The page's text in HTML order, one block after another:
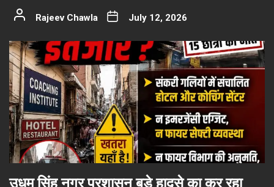
Rajeev Chawla July 12, 2026
उधम सिंह नगर प्रशासन बड़े हादसे का कर रहा